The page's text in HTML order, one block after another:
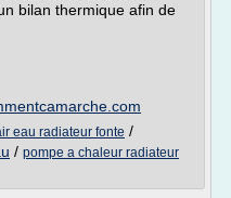
bilan thermique afin de
eau radiateur fonte /
/ pompe a chaleur radiateur